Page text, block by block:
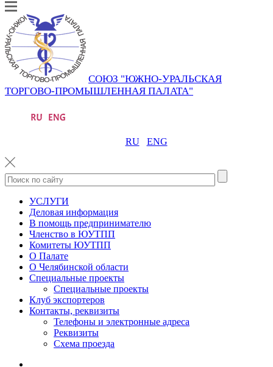
СОЮЗ "ЮЖНО-УРАЛЬСКАЯ
ТОРГОВО-ПРОМЫШЛЕННАЯ ПАЛАТА"
RU ENG
УСЛУГИ
Деловая информация
В помощь предпринимателю
Членство в ЮУТПП
Комитеты ЮУТПП
О Палате
О Челябинской области
Специальные проекты
Специальные проекты
Клуб экспортеров
Контакты, реквизиты
Телефоны и электронные адреса
Реквизиты
Схема проезда